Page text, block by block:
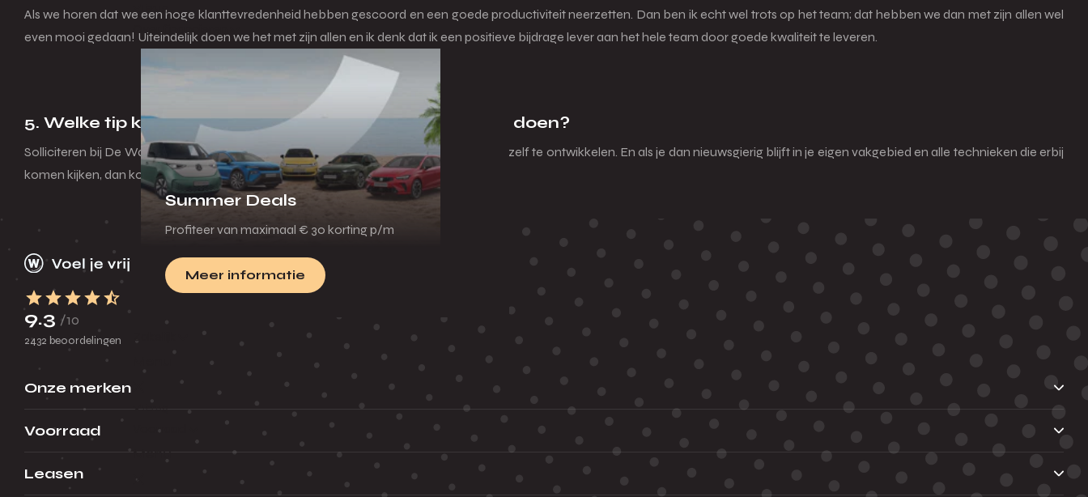
Terug
Over financieren
Summer Deals
Profiteer van maximaal € 30 korting p/m
Meer informatie
Terug
Menu
Als we horen dat we een hoge klanttevredenheid hebben gescoord en een goede productiviteit neerzetten. Dan ben ik echt wel trots op het team; dat hebben we dan met zijn allen wel
even mooi gedaan! Uiteindelijk doen we het met zijn allen en ik denk dat ik een positieve bijdrage lever aan het hele team door goede kwaliteit te leveren.
5. Welke tip kun je iemand geven die jouw werk ook wil doen?
Solliciteren bij De Waal! Haha. Ik heb hier alle kansen en handvatten gekregen om mezelf te ontwikkelen. En als je dan nieuwsgierig blijft in je eigen vakgebied en alle technieken die erbij
komen kijken, dan kom je er wel.
9.3 /10
2432 beoordelingen
Onze merken
Voorraad
Leasen